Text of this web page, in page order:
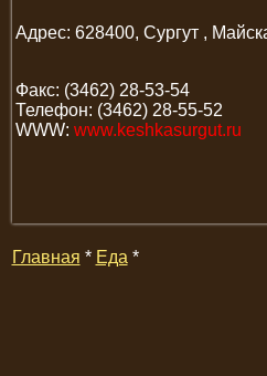
Адрес: 628400, Сургут ,
Факс: (3462) 28-53-54
Телефон: (3462) 28-55-52
WWW: www.keshkasurgut.ru
Главная * Еда *